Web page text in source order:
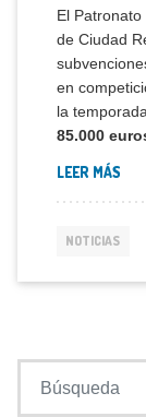
El
de Ciudad
en
la
85.000
LEER MÁS
NOTICIAS